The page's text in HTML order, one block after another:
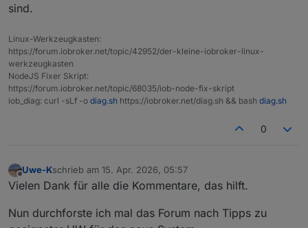
Problemen wieder gestartet werden. Ein zweite
Festplatte für das neue System habe ich, somit kann
ich das neue System komplett vorbereiten.
Allerdings habe ich noch nie ein Restore von einem
Backup gemacht, daher kenne ich die Fallstricke nicht,
wenn man OS übergreifend etwas migriert.
sind.
Linux-Werkzeugkasten:
https://forum.iobroker.net/topic/42952/der-kleine-iobroker-linux-
werkzeugkasten
NodeJS Fixer Skript:
https://forum.iobroker.net/topic/68035/iob-node-fix-skript
iob_diag: curl -sLf -o diag.sh https://iobroker.net/diag.sh && bash diag.sh
0
Offline
Uwe-Kschrieb am 15. Apr. 2026, 05:57
zuletzt editiert von
Vielen Dank für alle die Kommentare, das hilft.
Nun durchforste ich mal das Forum nach Tipps zu